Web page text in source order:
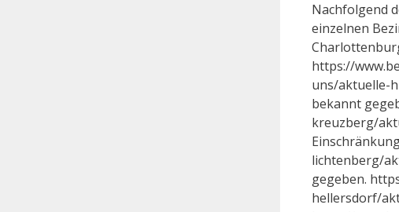
Nachfolgend
einzelnen
https://
uns/aktuelle-
bekannt
kreuzberg/
lichtenberg/
gegeben.
hellersdorf/